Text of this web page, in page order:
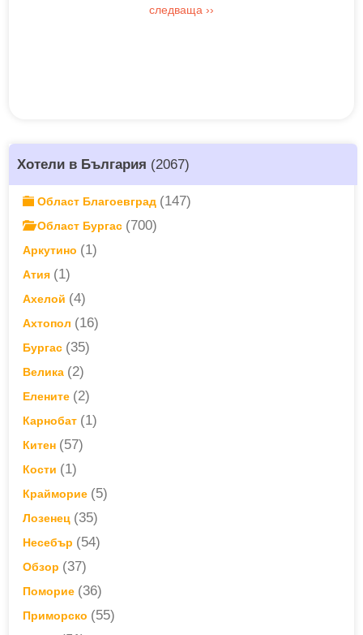
Хотели в България (2067)
Област Благоевград (147)
Област Бургас (700)
Аркутино (1)
Атия (1)
Ахелой (4)
Ахтопол (16)
Бургас (35)
Велика (2)
Елените (2)
Карнобат (1)
Китен (57)
Кости (1)
Крайморие (5)
Лозенец (35)
Несебър (54)
Обзор (37)
Поморие (36)
Приморско (55)
следваща ››